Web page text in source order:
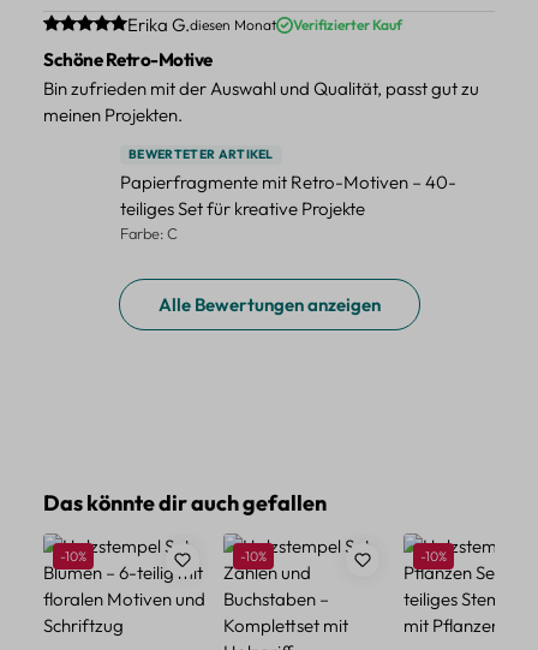
Durchschnittliche Bewertung von 5 von 5 Sternen
Erika G.diesen Monat Verifizierter Kauf
Schöne Retro-Motive
Bin zufrieden mit der Auswahl und Qualität, passt gut zu
meinen Projekten.
BEWERTETER ARTIKEL
Papierfragmente mit Retro-Motiven – 40-
teiliges Set für kreative Projekte
Farbe: C
Alle Bewertungen anzeigen
Produktgalerie überspringen
Das könnte dir auch gefallen
Rabatt
-10% Rabatt
-10% Rabatt
-10%